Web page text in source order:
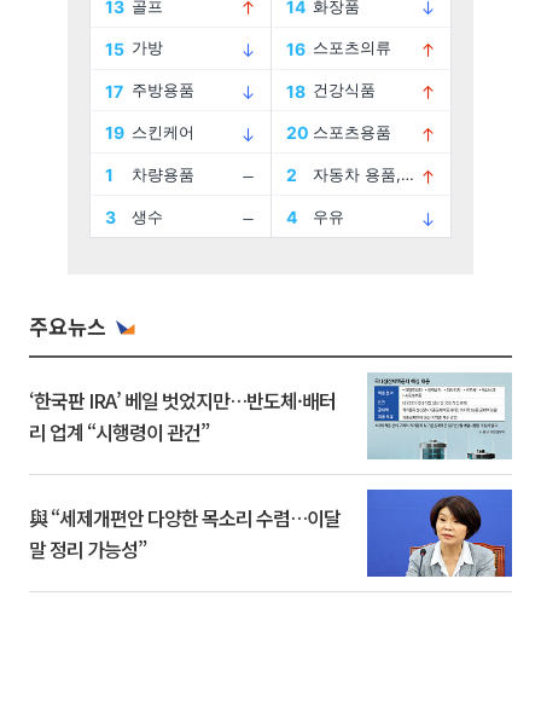
주요뉴스
‘한국판 IRA’ 베일 벗었지만…반도체·배터
리 업계 “시행령이 관건”
與 “세제개편안 다양한 목소리 수렴…이달
말 정리 가능성”